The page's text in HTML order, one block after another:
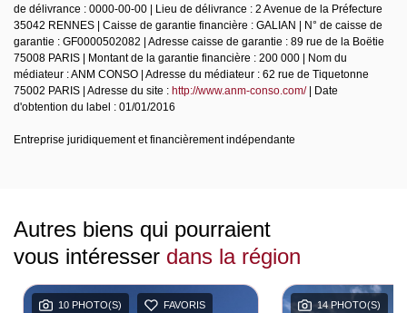
de délivrance : 0000-00-00 | Lieu de délivrance : 2 Avenue de la Préfecture
35042 RENNES | Caisse de garantie financière : GALIAN | N° de caisse de
garantie : GF0000502082 | Adresse caisse de garantie : 89 rue de la Boëtie
75008 PARIS | Montant de la garantie financière : 200 000 | Nom du
médiateur : ANM CONSO | Adresse du médiateur : 62 rue de Tiquetonne
75002 PARIS | Adresse du site : http://www.anm-conso.com/| Date
d'obtention du label : 01/01/2016
Entreprise juridiquement et financièrement indépendante
Autres biens qui pourraient
vous intéresser dans la région
10 PHOTO(S) FAVORIS 14 PHOTO(S)